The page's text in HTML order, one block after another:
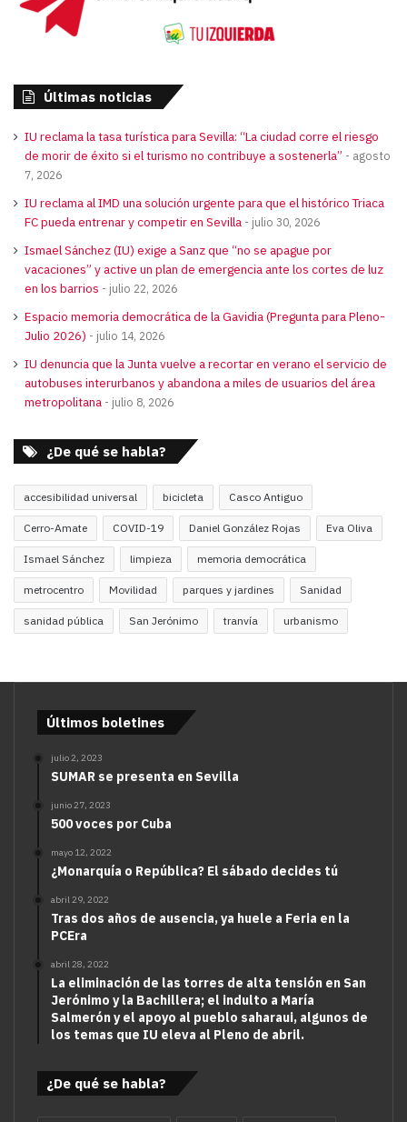
Últimas noticias
IU reclama la tasa turística para Sevilla: “La ciudad corre el riesgo
de morir de éxito si el turismo no contribuye a sostenerla”
agosto
7, 2026
IU reclama al IMD una solución urgente para que el histórico Triaca
FC pueda entrenar y competir en Sevilla
julio 30, 2026
Ismael Sánchez (IU) exige a Sanz que “no se apague por
vacaciones” y active un plan de emergencia ante los cortes de luz
en los barrios
julio 22, 2026
Espacio memoria democrática de la Gavidia (Pregunta para Pleno-
Julio 2026)
julio 14, 2026
IU denuncia que la Junta vuelve a recortar en verano el servicio de
autobuses interurbanos y abandona a miles de usuarios del área
metropolitana
julio 8, 2026
¿De qué se habla?
accesibilidad universal bicicleta Casco Antiguo
Cerro-Amate COVID-19 Daniel González Rojas Eva Oliva
Ismael Sánchez limpieza memoria democrática
metrocentro Movilidad parques y jardines Sanidad
sanidad pública San Jerónimo tranvía urbanismo
Últimos boletines
julio 2, 2023
SUMAR se presenta en Sevilla
junio 27, 2023
500 voces por Cuba
mayo 12, 2022
¿Monarquía o República? El sábado decides tú
abril 29, 2022
Tras dos años de ausencia, ya huele a Feria en la
PCEra
abril 28, 2022
La eliminación de las torres de alta tensión en San
Jerónimo y la Bachillera; el indulto a María
Salmerón y el apoyo al pueblo saharaui, algunos de
los temas que IU eleva al Pleno de abril.
¿De qué se habla?